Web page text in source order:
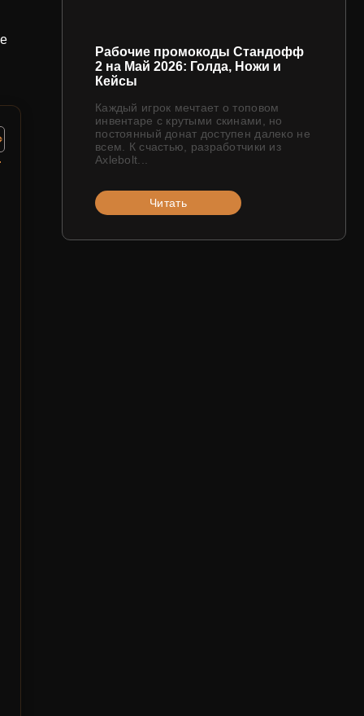
Рабочие промокоды Стандофф
2 на Май 2026: Голда, Ножи и
Кейсы
Каждый игрок мечтает о топовом
инвентаре с крутыми скинами, но
постоянный донат доступен далеко не
всем. К счастью, разработчики из
Axlebolt...
Читать